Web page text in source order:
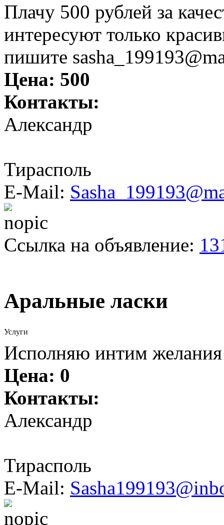
Плачу 500 рублей за
интересуют только
пишите
Цена: 500
Контакты:
Александр
Тирасполь
E-Mail:
Ссылка на объявление:
Аральные ласки
Услуги
Исполняю интим
Цена: 0
Контакты:
Александр
Тирасполь
E-Mail: